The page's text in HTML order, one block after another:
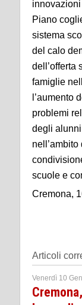
innovazioni
Piano
sistema
del calo
dell’offerta
famiglie
l’aumento
problemi
degli
scuole e
Cremona,
Articoli
Venerdì 10